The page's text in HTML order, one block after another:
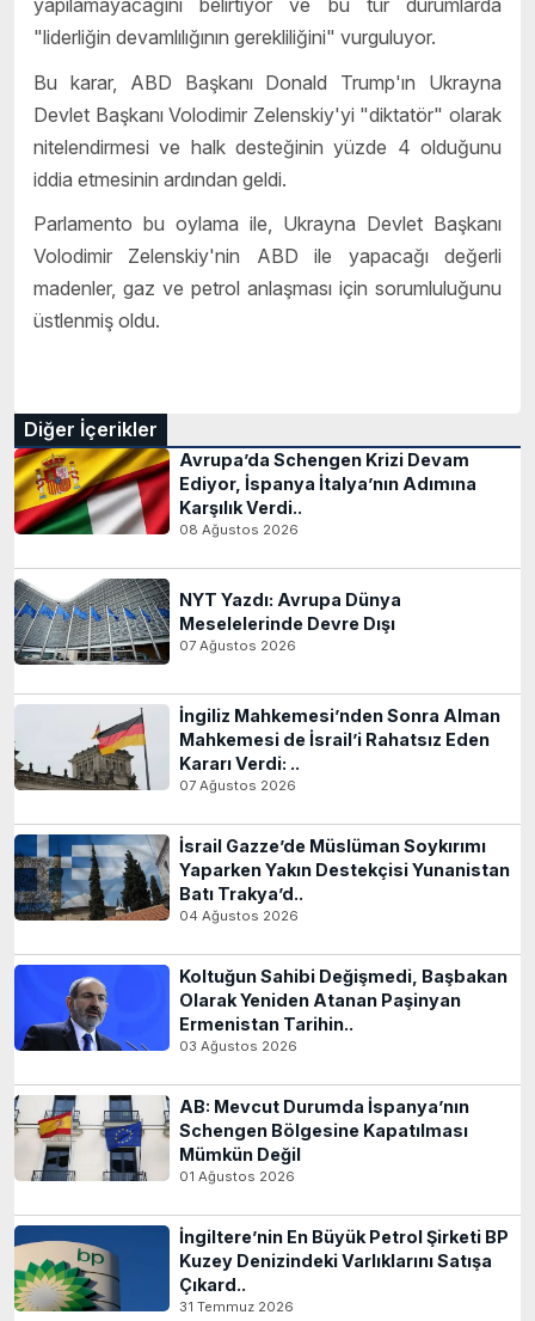
"liderliğin devamlılığının gerekliliğini" vurguluyor.
Bu karar, ABD Başkanı Donald Trump'ın Ukrayna
Devlet Başkanı Volodimir Zelenskiy'yi "diktatör" olarak
nitelendirmesi ve halk desteğinin yüzde 4 olduğunu
iddia etmesinin ardından geldi.
Parlamento bu oylama ile, Ukrayna Devlet Başkanı
Volodimir Zelenskiy'nin ABD ile yapacağı değerli
madenler, gaz ve petrol anlaşması için sorumluluğunu
üstlenmiş oldu.
Diğer İçerikler
Avrupa’da Schengen Krizi Devam
Ediyor, İspanya İtalya’nın Adımına
Karşılık Verdi..
08 Ağustos 2026
NYT Yazdı: Avrupa Dünya
Meselelerinde Devre Dışı
07 Ağustos 2026
İngiliz Mahkemesi’nden Sonra Alman
Mahkemesi de İsrail’i Rahatsız Eden
Kararı Verdi: ..
07 Ağustos 2026
İsrail Gazze’de Müslüman Soykırımı
Yaparken Yakın Destekçisi Yunanistan
Batı Trakya’d..
04 Ağustos 2026
Koltuğun Sahibi Değişmedi, Başbakan
Olarak Yeniden Atanan Paşinyan
Ermenistan Tarihin..
03 Ağustos 2026
AB: Mevcut Durumda İspanya’nın
Schengen Bölgesine Kapatılması
Mümkün Değil
01 Ağustos 2026
İngiltere’nin En Büyük Petrol Şirketi BP
Kuzey Denizindeki Varlıklarını Satışa
Çıkard..
31 Temmuz 2026